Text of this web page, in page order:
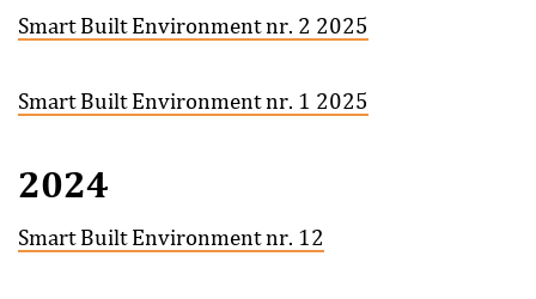
Smart Built Environment nr. 2 2025
Smart Built Environment nr. 1 2025
2024
Smart Built Environment nr. 12